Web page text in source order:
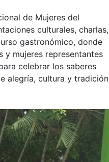
de Mujeres del
culturales, charlas,
gastronómico, donde
mujeres representantes
celebrar los saberes
alegría, cultura y tradición